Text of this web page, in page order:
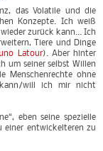
das Volatile und die
Konzepte. Ich weiß
zurück kann... Ich
Tiere und Dinge
Latour). Aber hinter
um seiner selbst Willen
Menschenrechte ohne
kann/will ich mir nicht
eben seine spezielle
einer entwickelteren zu